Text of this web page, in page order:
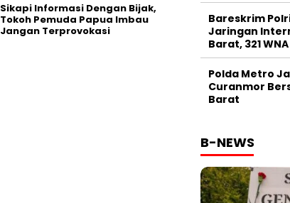
Sikapi Informasi Dengan Bijak,
Tokoh Pemuda Papua Imbau
Jangan Terprovokasi
Bareskrim
Jaringan
Barat, 321
Polda Metro
Curanmor
Barat
B-NEWS